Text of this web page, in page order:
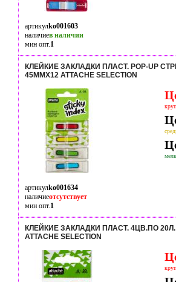
артикулko001603
наличиев наличии
мин опт.1
КЛЕЙКИЕ ЗАКЛАДКИ ПЛАСТ. POP-UP
45ММХ12 ATTACHE SELECTION
артикулko001634
наличиеотсутствует
мин опт.1
КЛЕЙКИЕ ЗАКЛАДКИ ПЛАСТ. 4ЦВ.ПО
ATTACHE SELECTION